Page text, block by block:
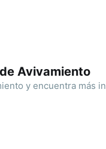
Avivamiento
y encuentra más